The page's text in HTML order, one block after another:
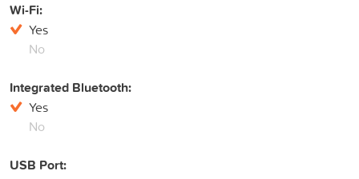
Wi-Fi:
Yes
No
Integrated Bluetooth:
Yes
No
USB Port: